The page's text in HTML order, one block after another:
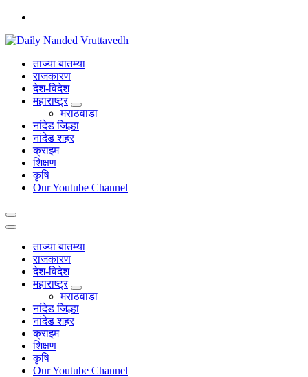
Skip
content
leading news portal of Nanded
ताज्या बातम्या
राजकारण
देश-विदेश
महाराष्ट्र
मराठवाडा
नांदेड जिल्हा
नांदेड शहर
क्राइम
शिक्षण
कृषि
Our Youtube Channel
ताज्या बातम्या
राजकारण
देश-विदेश
महाराष्ट्र
मराठवाडा
नांदेड जिल्हा
नांदेड शहर
क्राइम
शिक्षण
कृषि
Our Youtube Channel